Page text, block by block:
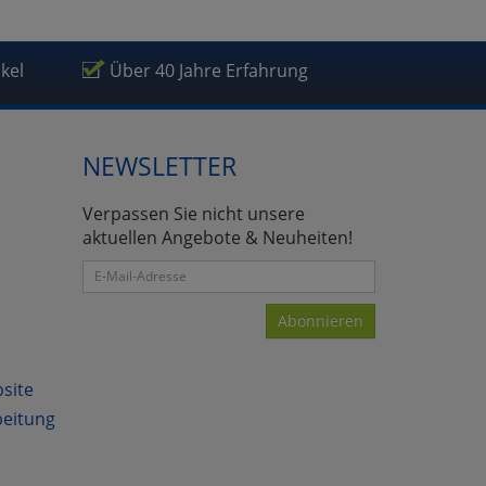
Über 40 Jahre Erfahrung
NEWSLETTER
Verpassen Sie nicht unsere
aktuellen Angebote & Neuheiten!
Abonnieren